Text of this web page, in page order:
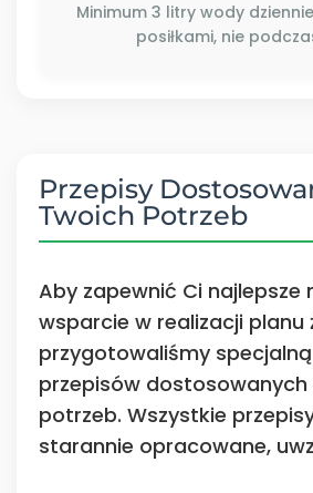
Minimum 3 litry wody
posiłkami, nie
Przepisy
Twoich Potrzeb
Aby zapewnić Ci najlepsze
wsparcie w realizacji planu
przygotowaliśmy
przepisów dostosowanych
potrzeb. Wszystkie
starannie opracowane,